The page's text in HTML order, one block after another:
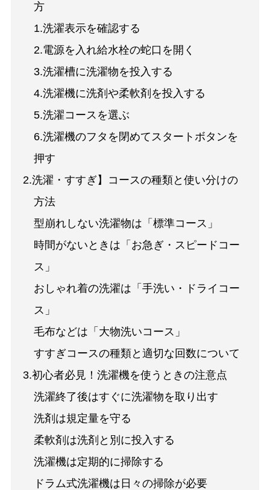
方
1.洗濯表示を確認する
2.電源を入れ給水栓の蛇口を開く
3.洗濯槽に洗濯物を投入する
4.洗濯機に洗剤や柔軟剤を投入する
5.洗濯コースを選ぶ
6.洗濯機のフタを閉めてスタートボタンを
押す
2.洗濯・すすぎ】コースの種類と使い分けの
方法
型崩れしない洗濯物は「標準コース」
時間がないときは「お急ぎ・スピードコー
ス」
おしゃれ着の洗濯は「手洗い・ドライコー
ス」
毛布などは「大物洗いコース」
すすぎコースの種類と適切な回数について
3.初心者必見！洗濯機を使うときの注意点
洗濯終了後はすぐに洗濯物を取り出す
洗剤は規定量を守る
柔軟剤は洗剤と別に投入する
洗濯機は定期的に掃除する
ドラム式洗濯機は日々の掃除が必要